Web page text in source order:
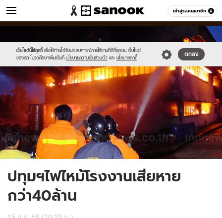
เข้าสู่ระบบสมาชิก
ข่าว หมวดอื่นๆ
เว็บไซต์นี้ใช้คุกกี้ เพื่อให้ท่านได้รับประสบการณ์การใช้งานที่ดีที่สุดบน เว็บไซต์
ของเรา โปรดศึกษาเพิ่มเติมที่ นโยบายความเป็นส่วนตัว และ นโยบายคุกกี้
ตกลง
//s.isanook.com/sr/0/images/logo-
new-
sanook.png
//s.isanook.com/ns/0/ud/366/1830306/632058-
01.jpg
ปทุมฯไฟไหม้โรงงานเสียหาย
กว่า40ล้าน